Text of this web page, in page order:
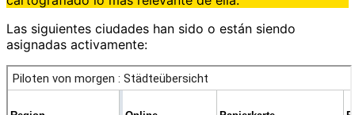
Las siguientes ciudades han sido o están siendo
asignadas activamente: